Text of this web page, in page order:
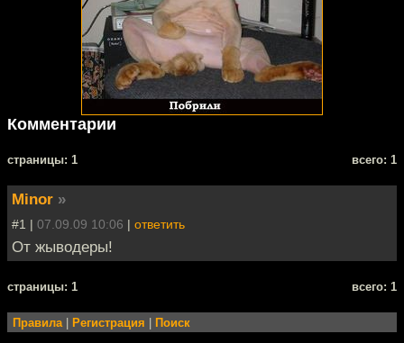
Комментарии
cтраницы: 1 всего: 1
Minor »
#1 | 07.09.09 10:06 | ответить
От жыводеры!
cтраницы: 1 всего: 1
Правила Регистрация Поиск